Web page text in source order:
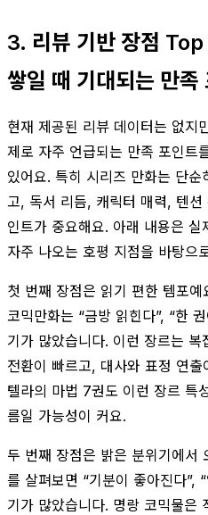
3. 리뷰 기반 장점
쌓일 때 기대되는 만족
현재 제공된 리뷰 데이터는 없지
제로 자주 언급되는 만족 포인트
있어요. 특히 시리즈 만화는 단순
고, 독서 리듬, 캐릭터 매력, 텐
인트가 중요해요. 아래 내용은
자주 나오는 호평 지점을 바탕으
첫 번째 장점은 읽기 편한 템포
코믹만화는 “금방 읽힌다”, “한
기가 많았습니다. 이런 장르는
전환이 빠르고, 대사와 표정 연
텔라의 마법 7권도 이런 장르 특
름일 가능성이 커요.
두 번째 장점은 밝은 분위기에서
를 살펴보면 “기분이 좋아진다”,
기가 많았습니다. 명랑 코믹물은